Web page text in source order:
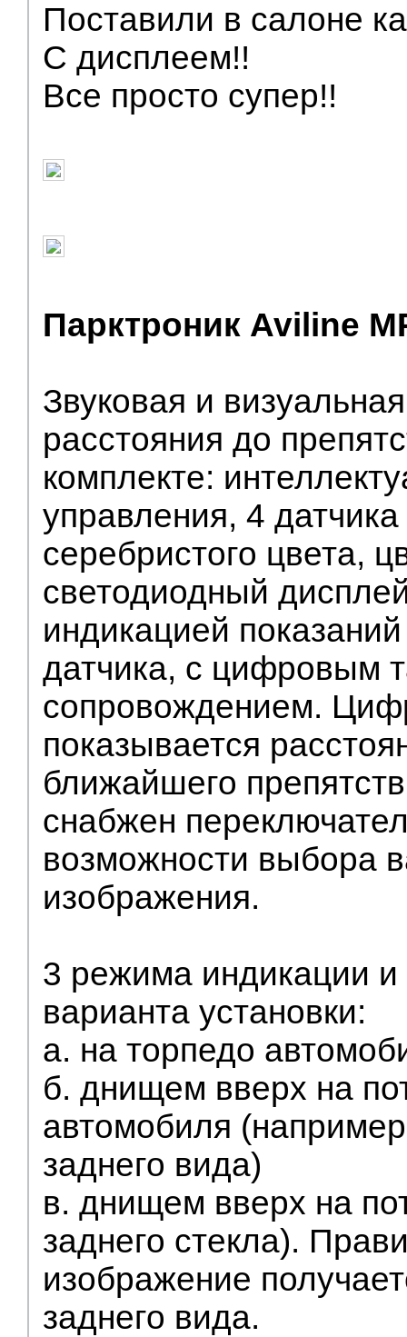
Поставили в салоне
С дисплеем!!
Все просто супер!!
Парктроник Aviline
Звуковая и
расстояния до
комплекте:
управления, 4
серебристого цвета,
светодиодный
индикацией
датчика, с цифровым
сопровождением.
показывается
ближайшего
снабжен
возможности выбора
изображения.
3 режима индикации и
варианта установки:
а. на торпедо
б. днищем вверх на
автомобиля
заднего вида)
в. днищем вверх на
заднего стекла).
изображение
заднего вида.